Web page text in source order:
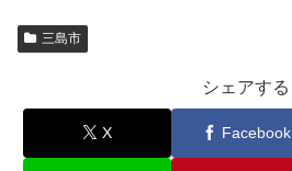
三島市
シェアする
X Facebook